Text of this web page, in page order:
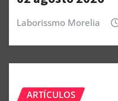
Laborissmo Morelia
ARTÍCULOS